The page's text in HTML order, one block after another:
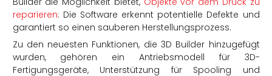
reparieren: Die Software erkennt potentielle Defekte und
garantiert so einen sauberen Herstellungsprozess.
Zu den neuesten Funktionen, die 3D Builder hinzugefügt
wurden, gehören ein Antriebsmodell für 3D-
Fertigungsgeräte, Unterstützung für Spooling und